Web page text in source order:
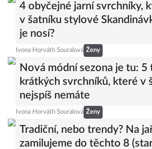
4 obyčejné jarní svrchníky,
v šatníku stylové
je nosí?
Ivona Horváth Souralová Ženy
Nová módní sezona je tu: 5
krátkých svrchníků, které v
nejspíš nemáte
Ivona Horváth Souralová Ženy
Tradiční, nebo trendy? Na
zamilujeme do těchto 8